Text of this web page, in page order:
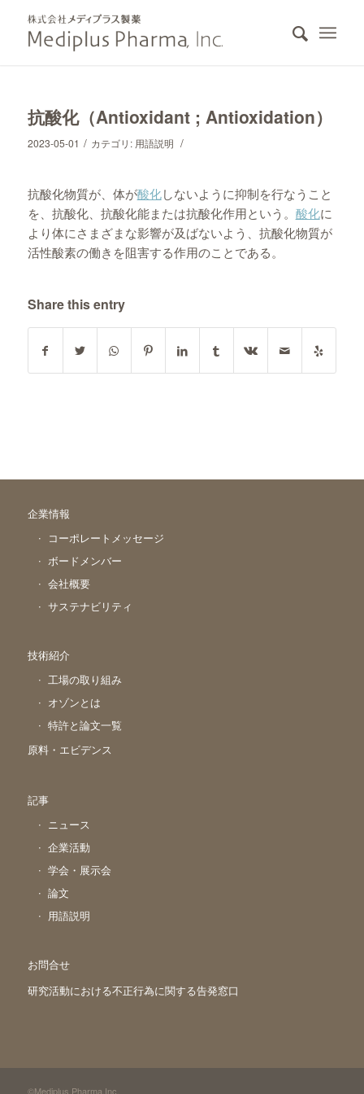
抗酸化（Antioxidant ; Antioxidation）
2023-05-01 / カテゴリ: 用語説明 /
抗酸化物質が、体が酸化しないように抑制を行なうこと
を、抗酸化、抗酸化能または抗酸化作用という。 酸化に
より体にさまざまな影響が及ばないよう、抗酸化物質が
活性酸素の働きを阻害する作用のことである。
Share this entry
企業情報
コーポレートメッセージ
ボードメンバー
会社概要
サステナビリティ
技術紹介
工場の取り組み
オゾンとは
特許と論文一覧
原料・エビデンス
記事
ニュース
企業活動
学会・展示会
論文
用語説明
お問合せ
研究活動における不正行為に関する告発窓口
©Mediplus Pharma,Inc.